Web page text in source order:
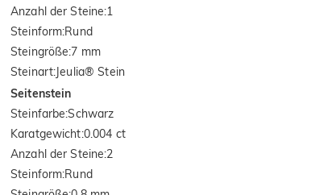
Anzahl der Steine:1
Steinform:Rund
Steingröße:7 mm
Steinart: Jeulia® Stein
Seitenstein
Steinfarbe:Schwarz
Karatgewicht:0.004 ct
Anzahl der Steine:2
Steinform:Rund